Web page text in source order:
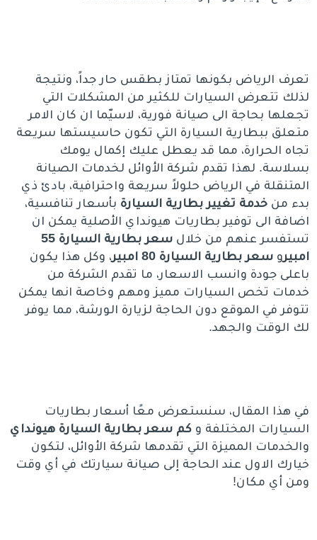
تعرف الرياض بكونها تمتاز بطقس حار جداً، ونتيجة
لذلك تتعرض السيارات للكثير من المشكلات التي
تجعلها بحاجة الى صيانة فورية، لاسيّما ان كان الامر
متعلق ببطارية السيارة التي تكون حاسيستها سريعة
تجاه الحرارة، مما قد يعطل عليك إكمال يومك
بسلاسة. لهذا تقدم شركة الأوائل لخدمات الصيانة
المتنقلة في الرياض حلولاً سريعة واحترافية، بادئ ذي
بدء منخدمة تغيير بطارية السيارة بأسعار تنافسية،
اضافة الى توفير بطاريات هيونداي الأصلية يمكن ان
تستفسر عنهم من خلال
سعر بطارية السيارة 55
امبير وسعر بطارية السيارة 80 امبير
، وكل هذا يكون
باعلى جودة وانسب الاسعار، ما تقدم الشركة من
خدمات تخص السيارات مميز ومهم وخاصة انها يمكن
تتوفر في الموقع دون الحاجة لزيارة الورشة، مما يوفر
لك الوقت والجهد.
في هذا المقال، سنستعرض معًا أسعار بطاريات
السيارات المختلفة وكم سعر بطارية السيارة هيونداي
والخدمات المميزة التي تقدمها شركة الأوائل، لتكون
خيارك الاول عند الحاجة إلى صيانة سيارتك في أي وقت
ومن أي مكان!